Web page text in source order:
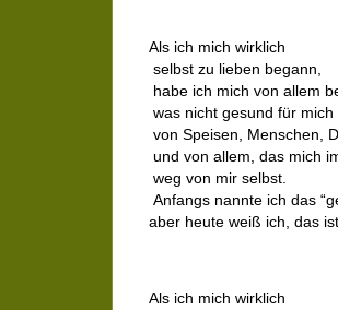
Als ich mich wirklich
selbst zu lieben begann,
habe ich mich von allem
was nicht gesund für mich
von Speisen, Menschen,
und von allem, das mich
weg von mir selbst.
Anfangs nannte ich das
aber heute weiß ich, das ist
Als ich mich wirklich